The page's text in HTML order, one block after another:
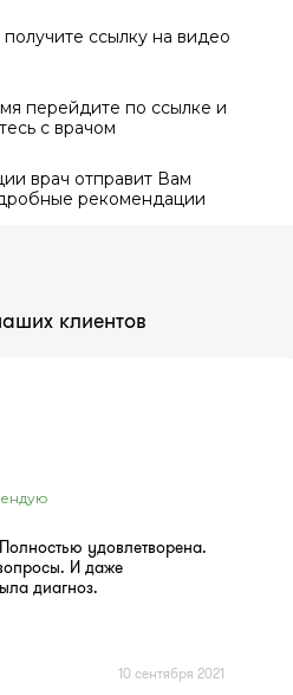
ссылку на видео
перейдите по ссылке и
с врачом
врач отправит Вам
рекомендации
клиентов
удовлетворена.
И даже
диагноз.
10 сентября 2021